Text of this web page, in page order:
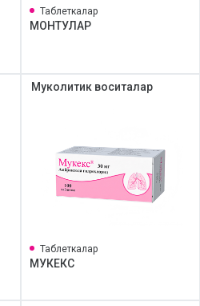
Таблеткалар
МОНТУЛАР
Муколитик воситалар
Таблеткалар
МУКЕКС